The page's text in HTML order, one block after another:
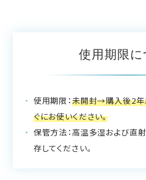
使用期限に
使用期限：未開封→購入後2年
ぐにお使いください。
保管方法：高温多湿および直
存してください。